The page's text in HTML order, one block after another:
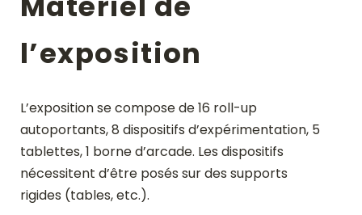
l’exposition
L’exposition se compose de 16 roll-up
autoportants, 8 dispositifs d’expérimentation, 5
tablettes, 1 borne d’arcade. Les dispositifs
nécessitent d’être posés sur des supports
rigides (tables, etc.).